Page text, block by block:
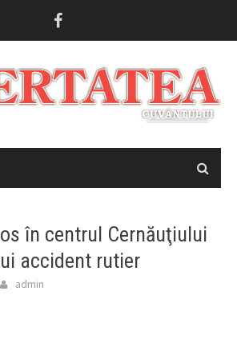
în centrul Cernăuţiului
accident rutier
admin